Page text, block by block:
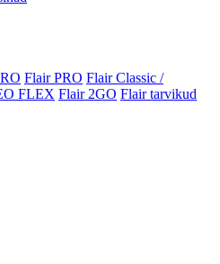
Flair PRO Flair Classic /
FLEX Flair 2GO Flair tarvikud